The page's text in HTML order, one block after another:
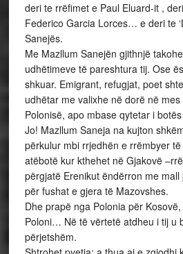
deri te rrëfimet e Paul Eluard-it ,
Federico Garcia Lorces… e deri te
Sanejës.
Me Mazllum Sanejën gjithnjë
udhëtimeve të pareshtura tij. Ose
shkuar. Emigrant, refugjat, poet
udhëtar me valixhe në dorë në
Polonisë, apo mbase qytetar i
Jo! Mazllum Saneja na kujton
përkulur mbi rrjedhën e rrëmbyer
atëbotë kur kthehet në Gjakovë
përgjatë Erenikut ëndërron me mall
për fushat e gjera të Mazovshes.
Dhe prapë nga Polonia për
Poloni… Në të vërtetë atdheu i tij u
përjetshëm.